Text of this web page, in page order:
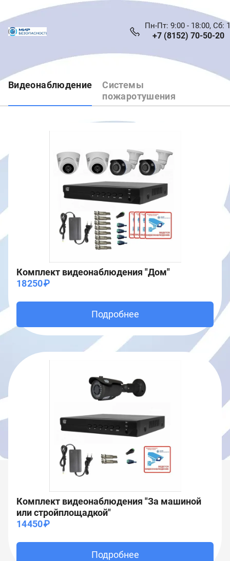
Пн-Пт: 9:00 - 18:00, Сб:
+7 (8152) 70-50-20
Видеонаблюдение
Системы
пожаротушения
Комплект видеонаблюдения "Дом"
18250₽
Подробнее
Комплект видеонаблюдения "За машиной
или стройплощадкой"
14450₽
Подробнее